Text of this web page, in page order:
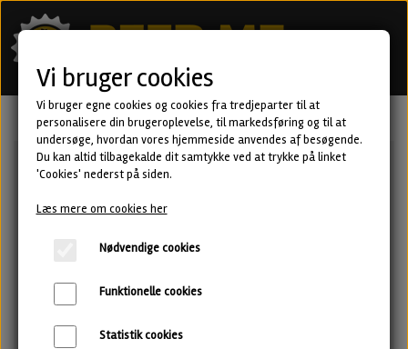
Vi bruger cookies
Vi bruger egne cookies og cookies fra tredjeparter til at
personalisere din brugeroplevelse, til markedsføring og til at
undersøge, hvordan vores hjemmeside anvendes af besøgende.
Du kan altid tilbagekalde dit samtykke ved at trykke på linket
'Cookies' nederst på siden.
Læs mere om cookies her
Nødvendige cookies
Funktionelle cookies
Statistik cookies